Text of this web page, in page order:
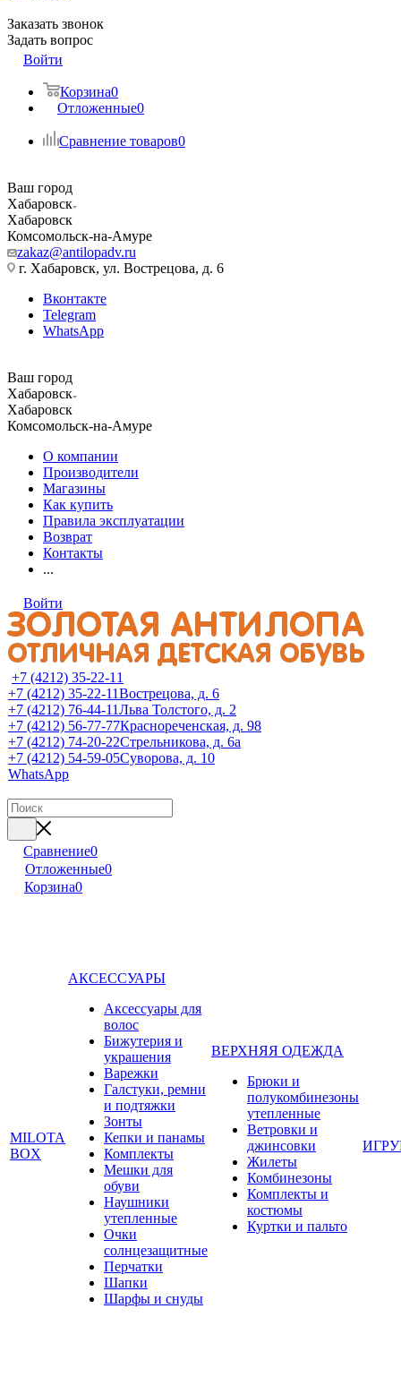
Заказать звонок
Задать вопрос
Войти
Корзина0
Отложенные0
Сравнение товаров0
Ваш город
Хабаровск
Хабаровск
Комсомольск-на-Амуре
zakaz@antilopadv.ru
г. Хабаровск, ул. Вострецова, д. 6
Вконтакте
Telegram
WhatsApp
Ваш город
Хабаровск
Хабаровск
Комсомольск-на-Амуре
О компании
Производители
Магазины
Как купить
Правила эксплуатации
Возврат
Контакты
...
Войти
+7 (4212) 35-22-11
+7 (4212) 35-22-11Вострецова, д. 6
+7 (4212) 76-44-11Льва Толстого, д. 2
+7 (4212) 56-77-77Краснореченская, д. 98
+7 (4212) 74-20-22Стрельникова, д. 6а
+7 (4212) 54-59-05Суворова, д. 10
WhatsApp
Сравнение0
Отложенные0
Корзина0
MILOTA
BOX
АКСЕССУАРЫ
Аксессуары для
волос
Бижутерия и
украшения
Варежки
Галстуки, ремни
и подтяжки
Зонты
Кепки и панамы
Комплекты
Мешки для
обуви
Наушники
утепленные
Очки
солнцезащитные
Перчатки
Шапки
Шарфы и снуды
ВЕРХНЯЯ ОДЕЖДА
Брюки и
полукомбинезоны
утепленные
Ветровки и
джинсовки
Жилеты
Комбинезоны
Комплекты и
костюмы
Куртки и пальто